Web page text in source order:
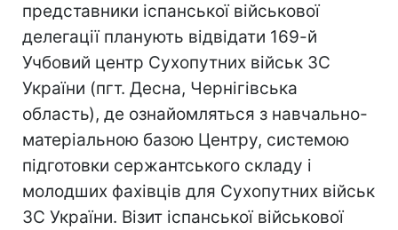
представники іспанської військової
делегації планують відвідати 169-й
Учбовий центр Сухопутних військ ЗС
України (пгт. Десна, Чернігівська
область), де ознайомляться з навчально-
матеріальною базою Центру, системою
підготовки сержантського складу і
молодших фахівців для Сухопутних військ
ЗС України. Візит іспанської військової